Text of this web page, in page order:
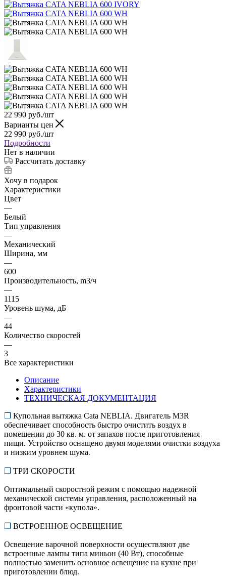
22 990 руб./шт
Варианты цен
22 990 руб./шт
Подробности
Нет в наличии
Рассчитать доставку
Хочу в подарок
Характеристики
Цвет
—
Белый
Тип управления
—
Механический
Ширина, мм
—
600
Производительность, m3/ч
—
1115
Уровень шума, дБ
—
44
Количество скоростей
—
3
Все характеристики
Описание
Характеристики
ТЕХНИЧЕСКАЯ ДОКУМЕНТАЦИЯ
❒ Купольная вытяжка Cata NEBLIA. Двигатель M3R
обеспечивает способность быстро очистить воздух в
помещении до 30 кв. м. от запахов после приготовления
пищи. Устройство оснащено двумя моделями очистки воздуха
и низким уровнем шума.
❒ ТРИ СКОРОСТИ
Оптимальный скоростной режим с помощью надежной
механической системы управления, расположенный на
фронтовой части «купола».
❒ ВСТРОЕННОЕ ОСВЕЩЕНИЕ
Освещение варочной поверхности осуществляют две
встроенные лампы типа миньон (40 Вт), способные
полностью заменить основное освещение на кухне при
приготовлении блюд.